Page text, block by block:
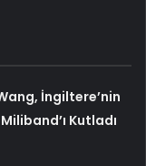
İngiltere’nin
Kutladı